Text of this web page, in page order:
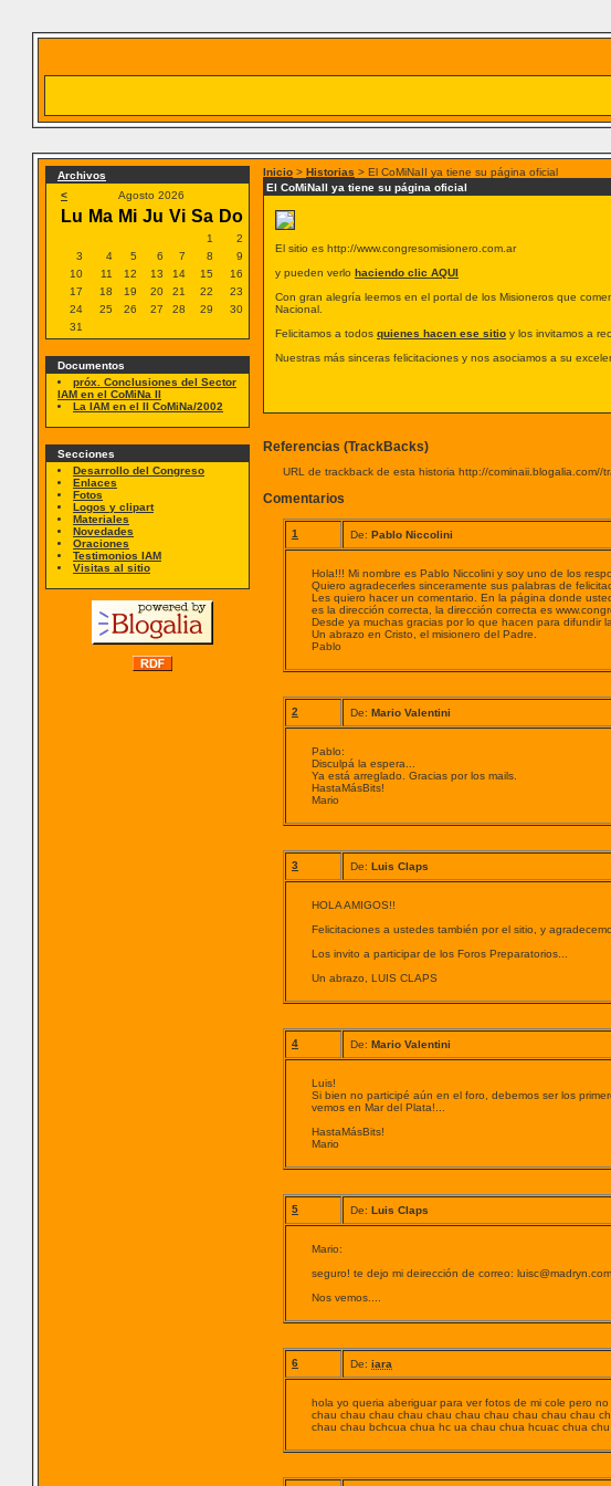
Archivos
<
Agosto 2026
Lu Ma Mi Ju Vi Sa Do
1
2
3
4 5 6 7 8
9
10
11 12 13 14 15
16
17
18 19 20 21 22
23
24
25 26 27 28 29
30
31
Documentos
próx. Conclusiones del Sector
IAM en el CoMiNa II
La IAM en el II CoMiNa/2002
Secciones
Desarrollo del Congreso
Enlaces
Fotos
Logos y clipart
Materiales
Novedades
Oraciones
Testimonios IAM
Visitas al sitio
Inicio > Historias > El CoMiNaII ya tiene su página oficial
El CoMiNaII ya tiene su página oficial
El sitio es http://www.congresomisionero.com.ar
y pueden verlo haciendo clic AQUI
Con gran alegría leemos en el portal de los Misioneros que
Nacional.
Felicitamos a todos quienes hacen ese sitio y los invitamos a
Nuestras más sinceras felicitaciones y nos asociamos a su
Referencias (TrackBacks)
URL de trackback de esta historia http://cominaii.blogalia.com//
Comentarios
1 De: Pablo Niccolini
Hola!!! Mi nombre es Pablo Niccolini y soy uno de los
Quiero agradecerles sinceramente sus palabras de
Les quiero hacer un comentario. En la página donde
es la dirección correcta, la dirección correcta es
Desde ya muchas gracias por lo que hacen para difundir
Un abrazo en Cristo, el misionero del Padre.
Pablo
2 De: Mario Valentini
Pablo:
Disculpá la espera...
Ya está arreglado. Gracias por los mails.
HastaMásBits!
Mario
3 De: Luis Claps
HOLA AMIGOS!!
Felicitaciones a ustedes también por el sitio, y
Los invito a participar de los Foros Preparatorios...
Un abrazo, LUIS CLAPS
4 De: Mario Valentini
Luis!
Si bien no participé aún en el foro, debemos ser los
vemos en Mar del Plata!...
HastaMásBits!
Mario
5 De: Luis Claps
Mario:
seguro! te dejo mi deirección de correo:
Nos vemos....
6 De: iara
hola yo queria aberiguar para ver fotos de mi cole pero
chau chau chau chau chau chau chau chau chau chau
chau chau bchcua chua hc ua chau chua hcuac chua